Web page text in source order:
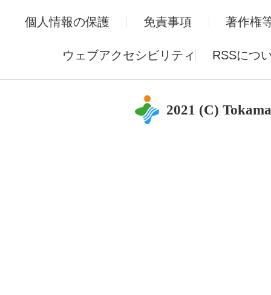
個人情報の保護 免責事項 著作権
ウェブアクセシビリティ RSSにつ
2021 (C)